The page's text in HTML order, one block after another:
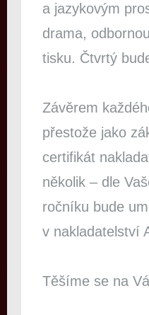
a jazykovým
drama,
tisku. Čtvrtý
Závěrem
přestože jako
certifikát
několik – dle
ročníku bude
v nakladatelství
Těšíme se na